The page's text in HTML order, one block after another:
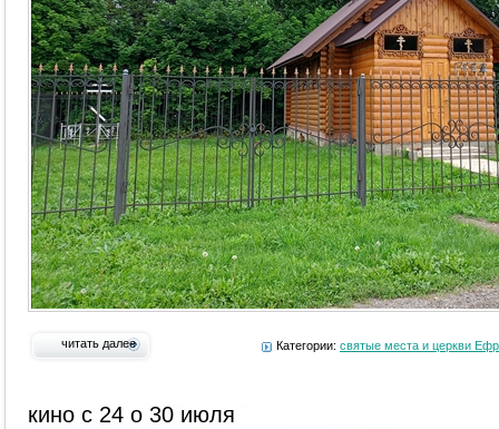
читать далее Категории: святые места и церкви
кино с 24 о 30 июля